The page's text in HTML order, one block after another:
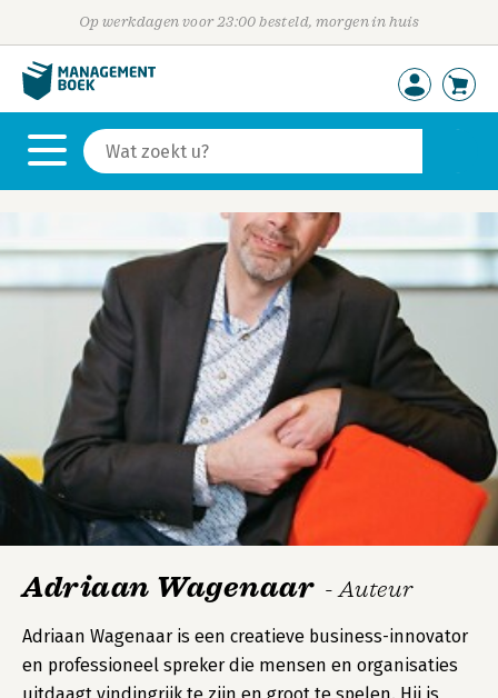
Op werkdagen voor 23:00 besteld, morgen in huis
Adriaan Wagenaar - Auteur
Adriaan Wagenaar is een creatieve business-innovator
en professioneel spreker die mensen en organisaties